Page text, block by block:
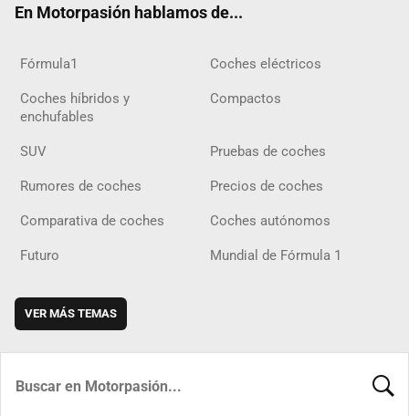
En Motorpasión hablamos de...
Fórmula1 Coches eléctricos
Coches híbridos y
enchufables
Compactos
SUV Pruebas de coches
Rumores de coches Precios de coches
Comparativa de coches Coches autónomos
Futuro Mundial de Fórmula 1
VER MÁS TEMAS